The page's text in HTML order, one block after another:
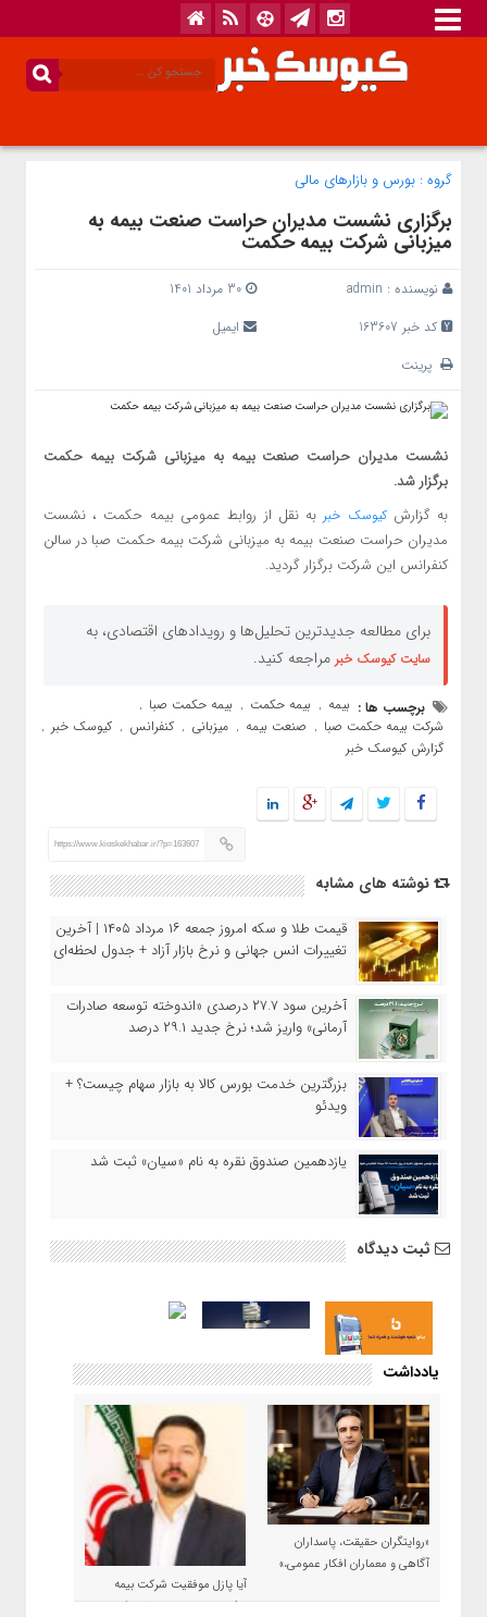
گروه : بورس و بازار‌های مالی
برگزاری نشست مدیران حراست صنعت بیمه به
میزبانی شرکت بیمه حکمت
نویسنده : admin
30 مرداد 1401
کد خبر 163607
ایمیل
پرینت
نشست مدیران حراست صنعت بیمه به میزبانی شرکت بیمه حکمت
برگزار شد.
به گزارشکیوسک خبر به نقل از روابط عمومی بیمه حکمت ، نشست
مدیران حراست صنعت بیمه به میزبانی شرکت بیمه حکمت صبا در سالن
کنفرانس این شرکت برگزار گردید.
برای مطالعه جدیدترین تحلیل‌ها و رویدادهای اقتصادی، به
سایت کیوسک خبر مراجعه کنید.
برچسب ها : بیمه , بیمه حکمت , بیمه حکمت صبا ,
شرکت بیمه حکمت صبا , صنعت بیمه , میزبانی , کنفرانس , کیوسک خبر ,
گزارش کیوسک خبر
https://www.kioskekhabar.ir/?p=163607
نوشته های مشابه
قیمت طلا و سکه امروز جمعه ۱۶ مرداد ۱۴۰۵ | آخرین
تغییرات انس جهانی و نرخ بازار آزاد + جدول لحظه‌ای
آخرین سود ۲۷.۷ درصدی «اندوخته توسعه صادرات
آرمانی» واریز شد؛ نرخ جدید ۲۹.۱ درصد
بزرگترین خدمت بورس کالا به بازار سهام چیست؟ +
ویدئو
یازدهمین صندوق نقره به نام «سیان» ثبت شد
ثبت دیدگاه
یادداشت
«روایتگران حقیقت، پاسداران
آگاهی و معماران افکار عمومی،»
آیا پازل موفقیت شرکت بیمه
حکمت صبا در سال ۱۴۰۵ کامل می